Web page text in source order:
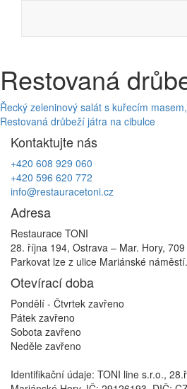
content
Restovaná
Navigace
pro
příspěvek
Řecký zeleninový salát s kuřecím
Restovaná drůbeží játra na cibulce
Kontaktujte nás
+420 608 929 060
+420 596 620 772
info@restauracetoni.cz
Adresa
Restaurace TONI
28. října 194, Ostrava – Mar. Hory, 709
Parkovat lze z ulice Mariánské náměstí.
Otevírací doba
Pondělí - Čtvrtek zavřeno
Pátek zavřeno
Sobota zavřeno
Neděle zavřeno
Identifikační údaje: TONI line s.r.o.,